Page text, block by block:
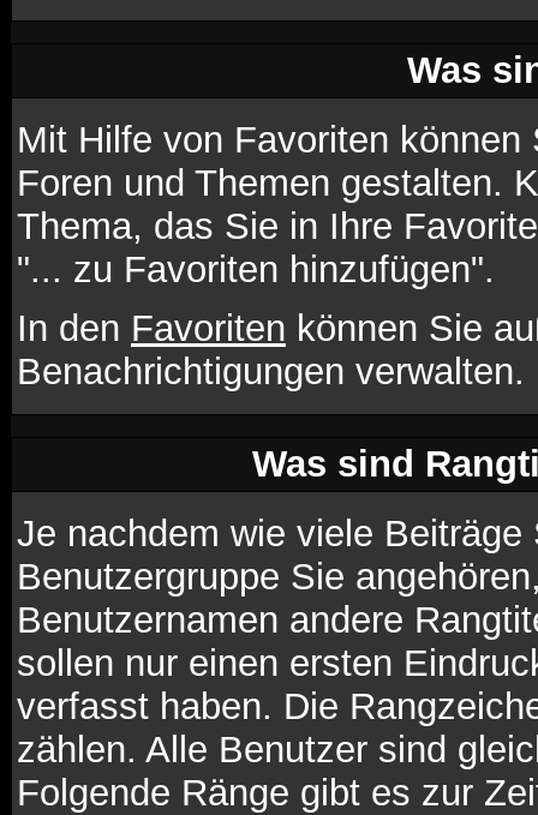
Was
Mit Hilfe von Favoriten
Foren und Themen gestalten.
Thema, das Sie in Ihre
"... zu Favoriten hinzufügen".
In den Favoriten können Sie
Benachrichtigungen verwalten.
Was sind
Je nachdem wie viele
Benutzergruppe Sie
Benutzernamen andere
sollen nur einen ersten
verfasst haben. Die
zählen. Alle Benutzer sind
Folgende Ränge gibt es zur